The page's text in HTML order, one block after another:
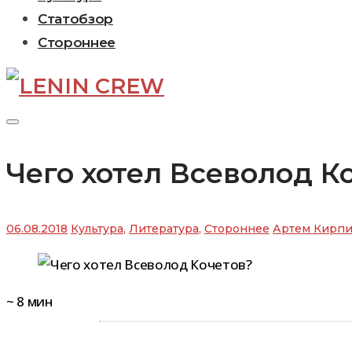
Статобзор
Стороннее
Чего хотел Всеволод
06.08.2018 Культура, Литература, Стороннее Артем
~ 8 мин